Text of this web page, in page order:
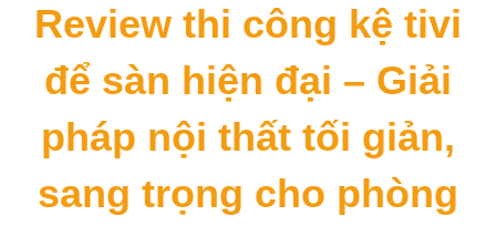
Review thi công kệ tivi
để sàn hiện đại – Giải
pháp nội thất tối giản,
sang trọng cho phòng